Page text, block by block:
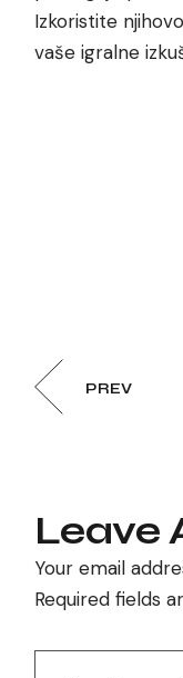
Izkoristite
vaše igralne
PREV
Leave
Your email
Required fields